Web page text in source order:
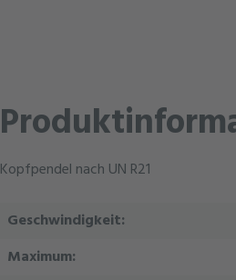
Kopfpendel nach UN R21
Geschwindigkeit:
Maximum: